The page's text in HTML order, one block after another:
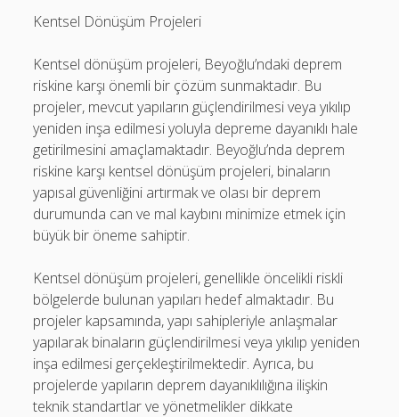
Kentsel Dönüşüm Projeleri
Kentsel dönüşüm projeleri, Beyoğlu’ndaki deprem
riskine karşı önemli bir çözüm sunmaktadır. Bu
projeler, mevcut yapıların güçlendirilmesi veya yıkılıp
yeniden inşa edilmesi yoluyla depreme dayanıklı hale
getirilmesini amaçlamaktadır. Beyoğlu’nda deprem
riskine karşı kentsel dönüşüm projeleri, binaların
yapısal güvenliğini artırmak ve olası bir deprem
durumunda can ve mal kaybını minimize etmek için
büyük bir öneme sahiptir.
Kentsel dönüşüm projeleri, genellikle öncelikli riskli
bölgelerde bulunan yapıları hedef almaktadır. Bu
projeler kapsamında, yapı sahipleriyle anlaşmalar
yapılarak binaların güçlendirilmesi veya yıkılıp yeniden
inşa edilmesi gerçekleştirilmektedir. Ayrıca, bu
projelerde yapıların deprem dayanıklılığına ilişkin
teknik standartlar ve yönetmelikler dikkate